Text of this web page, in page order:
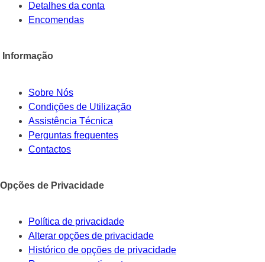
Detalhes da conta
Encomendas
Informação
Sobre Nós
Condições de Utilização
Assistência Técnica
Perguntas frequentes
Contactos
Opções de Privacidade
Política de privacidade
Alterar opções de privacidade
Histórico de opções de privacidade